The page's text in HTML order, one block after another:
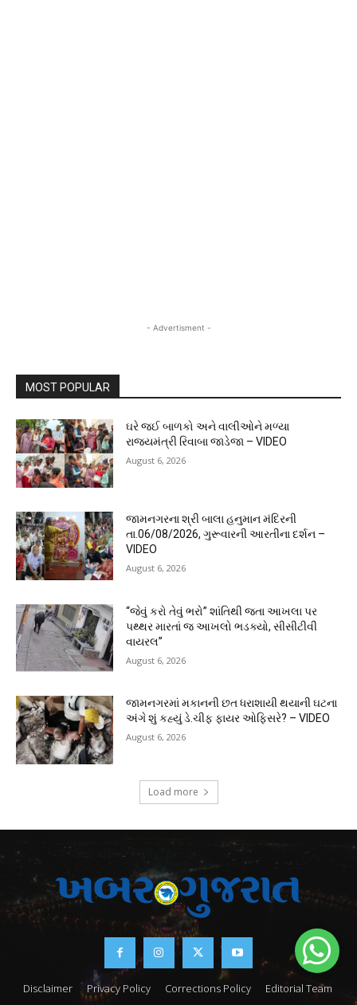
- Advertisment -
MOST POPULAR
ઘરે જઈ બાળકો અને વાલીઓને મળ્યા
રાજ્યમંત્રી રિવાબા જાડેજા – VIDEO
August 6, 2026
જામનગરના શ્રી બાલા હનુમાન મંદિરની
તા.06/08/2026, ગુરૂવારની આરતીના દર્શન –
VIDEO
August 6, 2026
“જેવું કરો તેવું ભરો” શાંતિથી જતા આખલા પર
પથ્થર મારતાં જ આખલો ભડક્યો, સીસીટીવી
વાયરલ”
August 6, 2026
જામનગરમાં મકાનની છત ધરાશાયી થયાની ઘટના
અંગે શું કહ્યું ડે.ચીફ ફાયર ઓફિસરે? – VIDEO
August 6, 2026
Load more
Disclaimer Privacy Policy Corrections Policy Editorial Team